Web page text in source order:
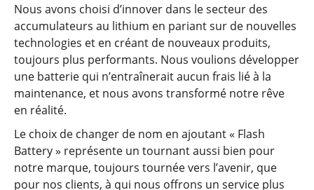
Nous avons choisi d’innover dans le secteur des
accumulateurs au lithium en pariant sur de nouvelles
technologies et en créant de nouveaux produits,
toujours plus performants. Nous voulions développer
une batterie qui n’entraînerait aucun frais lié à la
maintenance, et nous avons transformé notre rêve
en réalité.
Le choix de changer de nom en ajoutant « Flash
Battery » représente un tournant aussi bien pour
notre marque, toujours tournée vers l’avenir, que
pour nos clients, à qui nous offrons un service plus